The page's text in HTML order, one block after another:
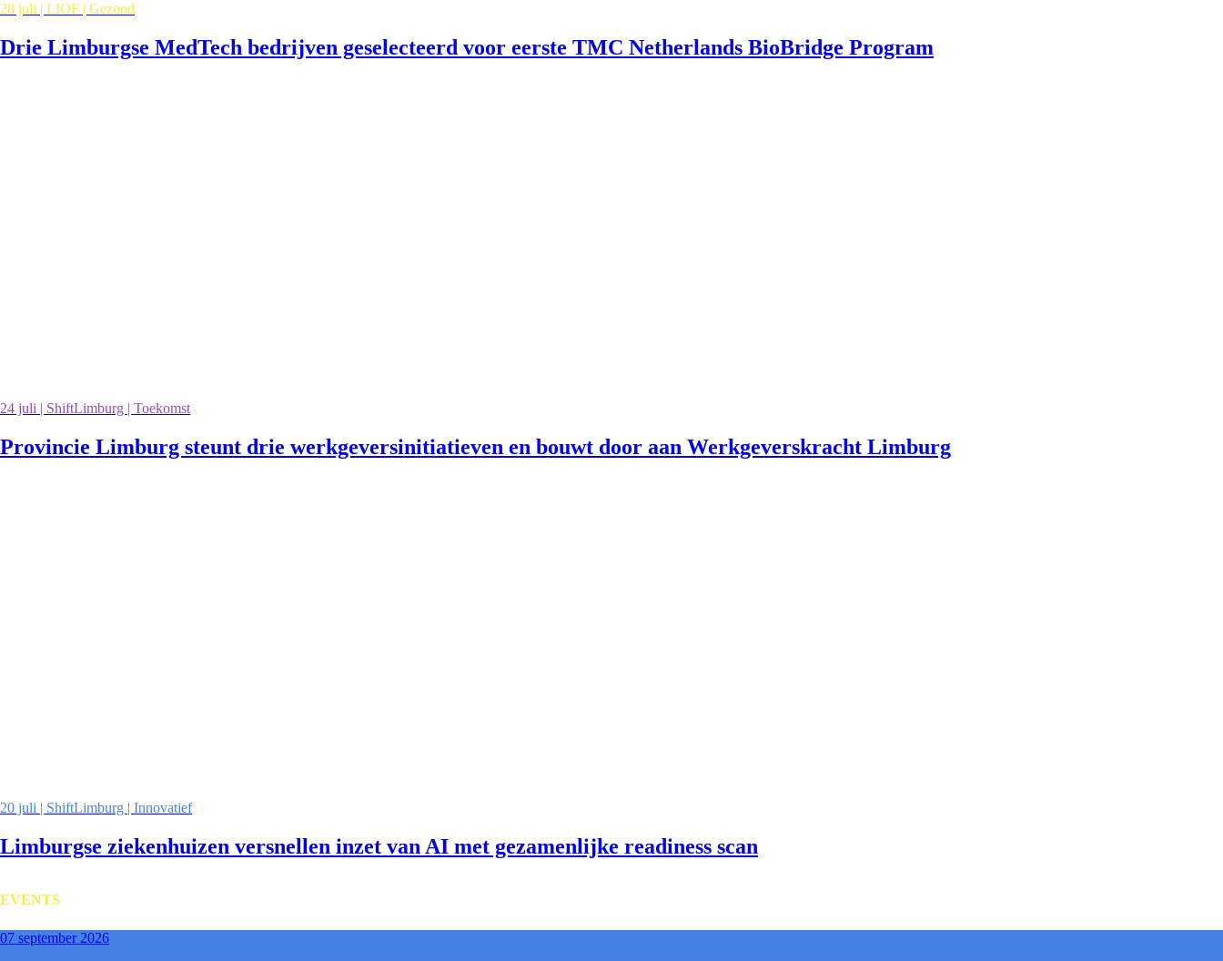
28 juli | LIOF | Gezond
Drie Limburgse MedTech bedrijven geselecteerd voor eerste TMC Netherlands BioBridge Program
24 juli | ShiftLimburg | Toekomst
Provincie Limburg steunt drie werkgeversinitiatieven en bouwt door aan Werkgeverskracht Limburg
20 juli | ShiftLimburg | Innovatief
Limburgse ziekenhuizen versnellen inzet van AI met gezamenlijke readiness scan
EVENTS
07 september 2026